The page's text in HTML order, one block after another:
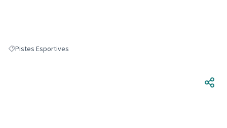
Resultats en filtrar per: Pistes Esportives
Pistes Esportives